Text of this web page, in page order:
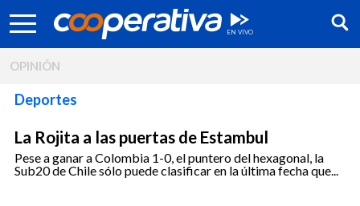
OPINIÓN
Deportes
La Rojita a las puertas de Estambul
Pese a ganar a Colombia 1-0, el puntero del hexagonal, la
Sub20 de Chile sólo puede clasificar en la última fecha que...